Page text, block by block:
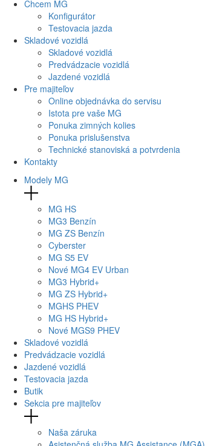
Chcem MG
Konfigurátor
Testovacia jazda
Skladové vozidlá
Skladové vozidlá
Predvádzacie vozidlá
Jazdené vozidlá
Pre majiteľov
Online objednávka do servisu
Istota pre vaše MG
Ponuka zimných kolies
Ponuka prislušenstva
Technické stanoviská a potvrdenia
Kontakty
Modely MG
MG HS
MG3 Benzín
MG ZS Benzín
Cyberster
MG S5 EV
Nové MG4 EV Urban
MG3 Hybrid+
MG ZS Hybrid+
MGHS PHEV
MG HS Hybrid+
Nové MGS9 PHEV
Skladové vozidlá
Predvádzacie vozidlá
Jazdené vozidlá
Testovacia jazda
Butik
Sekcia pre majiteľov
Naša záruka